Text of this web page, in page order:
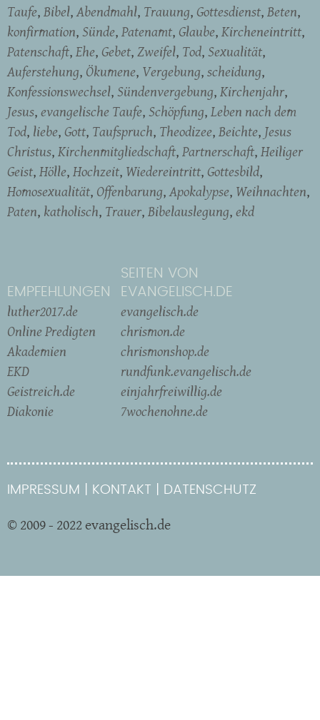
Taufe Bibel Abendmahl Trauung Gottesdienst Beten
konfirmation Sünde Patenamt Glaube Kircheneintritt
Patenschaft Ehe Gebet Zweifel Tod Sexualität
Auferstehung Ökumene Vergebung scheidung
Konfessionswechsel Sündenvergebung Kirchenjahr
Jesus evangelische Taufe Schöpfung Leben nach dem
Tod liebe Gott Taufspruch Theodizee Beichte Jesus
Christus Kirchenmitgliedschaft Partnerschaft Heiliger
Geist Hölle Hochzeit Wiedereintritt Gottesbild
Homosexualität Offenbarung Apokalypse Weihnachten
Paten katholisch Trauer Bibelauslegung ekd
EMPFEHLUNGEN
luther2017.de
Online Predigten
Akademien
EKD
Geistreich.de
Diakonie
SEITEN VON
EVANGELISCH.DE
evangelisch.de
chrismon.de
chrismonshop.de
rundfunk.evangelisch.de
einjahrfreiwillig.de
7wochenohne.de
IMPRESSUM KONTAKT DATENSCHUTZ
© 2009 - 2022 evangelisch.de